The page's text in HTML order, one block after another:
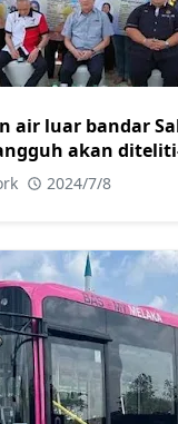
air luar bandar
akan
2024/7/8